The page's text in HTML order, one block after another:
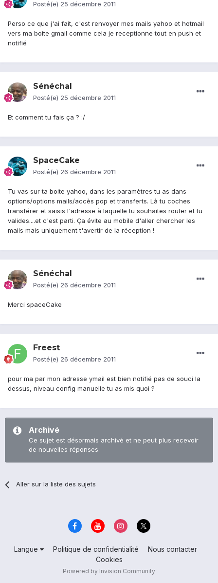
Posté(e) 25 décembre 2011
Perso ce que j'ai fait, c'est renvoyer mes mails yahoo et hotmail
vers ma boite gmail comme cela je receptionne tout en push et
notifié
Sénéchal
Posté(e) 25 décembre 2011
Et comment tu fais ça ? :/
SpaceCake
Posté(e) 26 décembre 2011
Tu vas sur ta boite yahoo, dans les paramètres tu as dans
options/options mails/accès pop et transferts. Là tu coches
transférer et saisis l'adresse à laquelle tu souhaites router et tu
valides....et c'est parti. Ça évite au mobile d'aller chercher les
mails mais uniquement t'avertir de la réception !
Sénéchal
Posté(e) 26 décembre 2011
Merci spaceCake
Freest
Posté(e) 26 décembre 2011
pour ma par mon adresse ymail est bien notifié pas de souci la
dessus, niveau config manuelle tu as mis quoi ?
Archivé
Ce sujet est désormais archivé et ne peut plus recevoir
de nouvelles réponses.
Aller sur la liste des sujets
Langue Politique de confidentialité
Nous contacter
Cookies
Powered by Invision Community